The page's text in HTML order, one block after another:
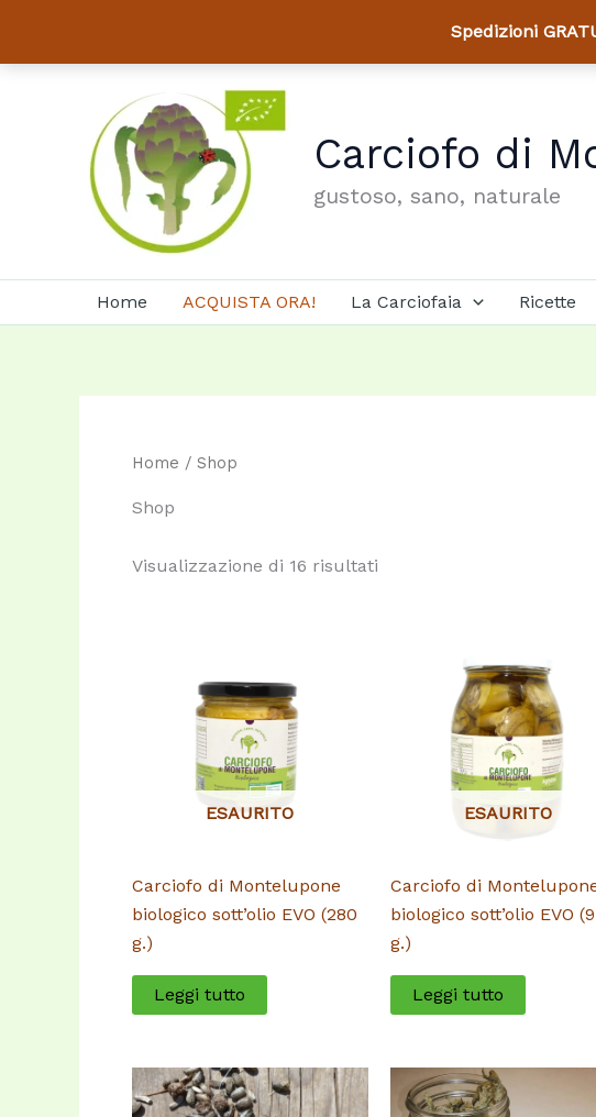
Spedizioni
Carciofo di
gustoso, sano, naturale
Home ACQUISTA ORA! La Carciofaia Ricette
Home / Shop
Shop
Visualizzazione di 16 risultati
ESAURITO
Carciofo di Montelupone
biologico sott’olio EVO (280
g.)
Leggi tutto
ESAURITO
Carciofo di
biologico sott’olio EVO
g.)
Leggi tutto